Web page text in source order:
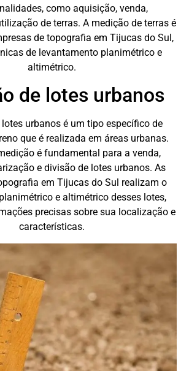
como aquisição, venda,
de terras. A medição de terras é
de topografia em Tijucas do Sul,
de levantamento planimétrico e
altimétrico.
de lotes urbanos
urbanos é um tipo específico de
que é realizada em áreas urbanas.
é fundamental para a venda,
e divisão de lotes urbanos. As
em Tijucas do Sul realizam o
e altimétrico desses lotes,
precisas sobre sua localização e
características.